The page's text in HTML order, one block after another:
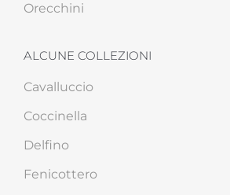
Orecchini
ALCUNE COLLEZIONI
Cavalluccio
Coccinella
Delfino
Fenicottero